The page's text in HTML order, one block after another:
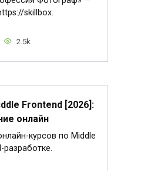
skillbox.
2.5k.
Frontend [2026]:
онлайн
курсов по Middle
разработке.